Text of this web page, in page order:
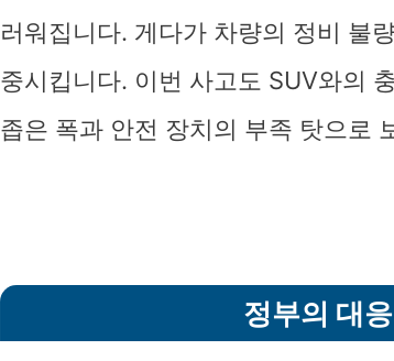
러워집니다. 게다가 차량의 정비 불
중시킵니다. 이번 사고도 SUV와의
좁은 폭과 안전 장치의 부족 탓으로
정부의 대